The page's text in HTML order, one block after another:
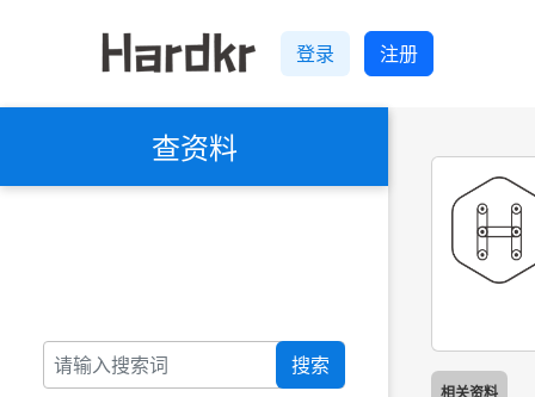
登录 注册
查资料
搜索
相关资料